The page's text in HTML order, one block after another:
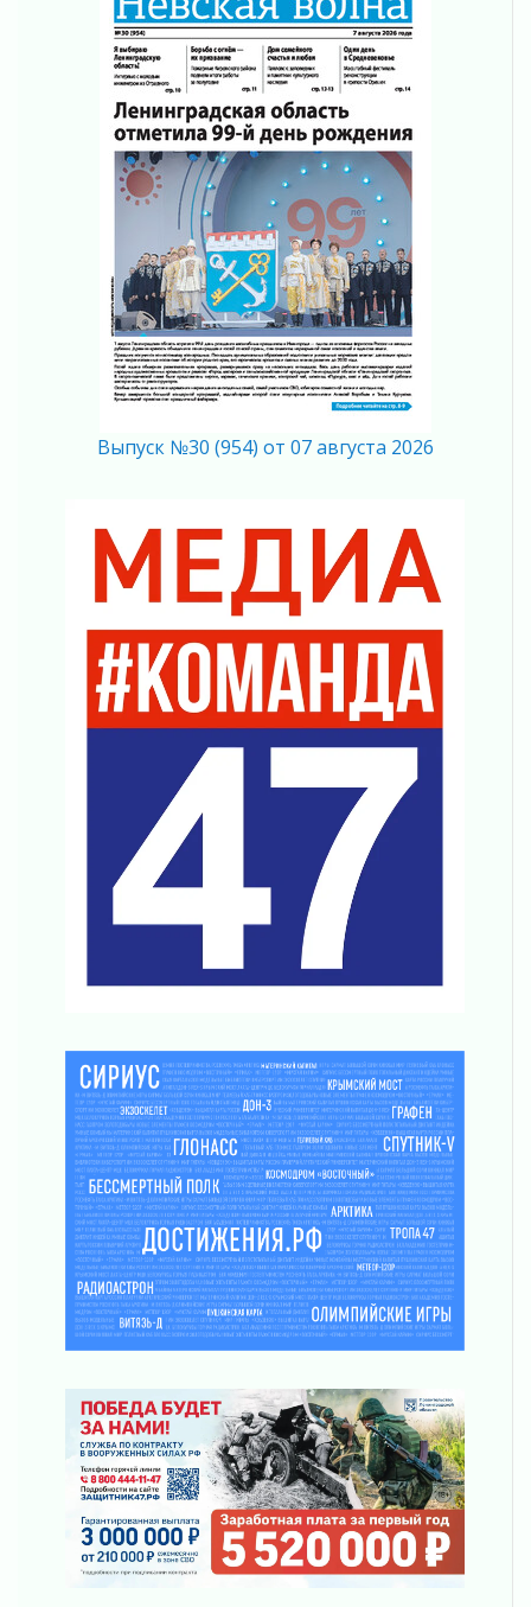
Итоги конкурса «Лучший работник
Кадрового центра – 2026» подведены!
04 августа 2026
Ставка на дисциплину на перекрестках
04 августа 2026
В Ленобласти растет потребление
мобильного трафика
04 августа 2026
Полумрак бьёт по карману
04 августа 2026
Вниманию автомобилистов!
04 августа 2026
Память, сталь и музыка
04 августа 2026
04 августа 2026
Без риска для здоровья и кошелька
04 августа 2026
Важная информация
04 августа 2026
Что делать со сбережениями
04 августа 2026
Награды нашли строителей
Ленобласть повышает производительность
03 августа 2026
Поддержка волонтерских объединений
03 августа 2026
Ладожский мост полностью закроют на два
Новая площадка: 2027
03 августа 2026
Часть медиков в Ленобласти сможет
рассчитывать на доплату от региона
03 августа 2026
За сутки в Ленинградской области
ликвидировали 10 пожаров
03 августа 2026
Клюква наливается, но в корзинку пока не
просится
03 августа 2026
Строительные компании Ленобласти
03 августа 2026
Шесть новых жизней в честь дня рождения
Ленинградской области
03 августа 2026
Уроки безопасности для детей и взрослых
03 августа 2026
Ленобласть отмечает День Воздушно-
Выпуск №30 (954) от 07 августа 2026